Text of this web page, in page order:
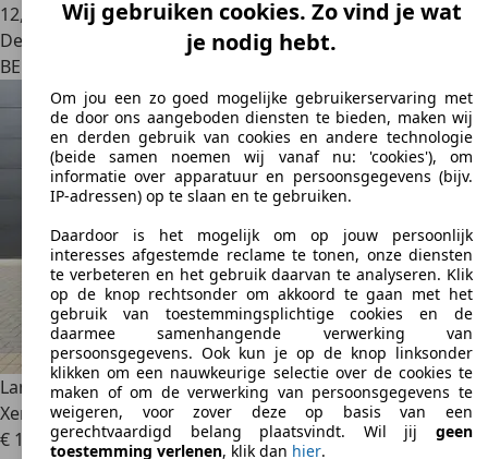
12,8 l/100 km (comb.)
Dealer
BE 7090
Land Rover Range Rover Sport3.0 TdV6 / Leder / Navi /
Xenon / Schuifdak / Soundsystem / Slechts 106.235 KM!
€ 18.990
Wij gebruiken cookies. Zo vind je wat
je nodig hebt.
Om jou een zo goed mogelijke gebruikerservaring met
de door ons aangeboden diensten te bieden, maken wij
en derden gebruik van cookies en andere technologie
(beide samen noemen wij vanaf nu: 'cookies'), om
informatie over apparatuur en persoonsgegevens (bijv.
IP-adressen) op te slaan en te gebruiken.
Daardoor is het mogelijk om op jouw persoonlijk
interesses afgestemde reclame te tonen, onze diensten
te verbeteren en het gebruik daarvan te analyseren. Klik
op de knop rechtsonder om akkoord te gaan met het
gebruik van toestemmingsplichtige cookies en de
daarmee samenhangende verwerking van
persoonsgegevens. Ook kun je op de knop linksonder
klikken om een nauwkeurige selectie over de cookies te
maken of om de verwerking van persoonsgegevens te
weigeren, voor zover deze op basis van een
gerechtvaardigd belang plaatsvindt. Wil jij geen
toestemming verlenen, klik dan hier.